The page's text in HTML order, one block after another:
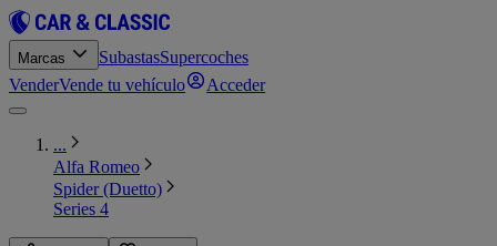
Marcas SubastasSupercoches
VenderVende tu vehículo Acceder
...
Alfa Romeo
Spider (Duetto)
Series 4